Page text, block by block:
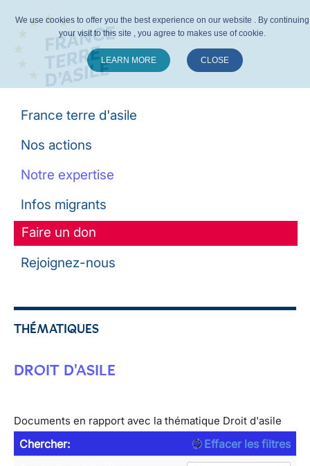
France terre d'asile
Nos actions
Notre expertise
Infos migrants
Faire un don
Rejoignez-nous
THÉMATIQUES
DROIT D'ASILE
Documents en rapport avec la thématique Droit d'asile
Chercher:
Effacer les filtres
We use cookies to offer you the best experience on our website . By continuing
your visit to this site , you agree to makes use of cookie.
LEARN MORE CLOSE